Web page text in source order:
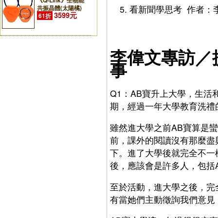
共振晶體(太陽橘)
61折 3599元
看新聞學思考 作者：
李偉文專訪
事
Q1：AB寶升上大學，生活
期，經過一年大學教育洗
雖然進大學之前AB寶算是
前，課外的閱讀沒有那麼
下。進了大學後就完全不
後，應該會是許多人，包
至於活動，進大學之後，
有當她們主動徵詢我們意